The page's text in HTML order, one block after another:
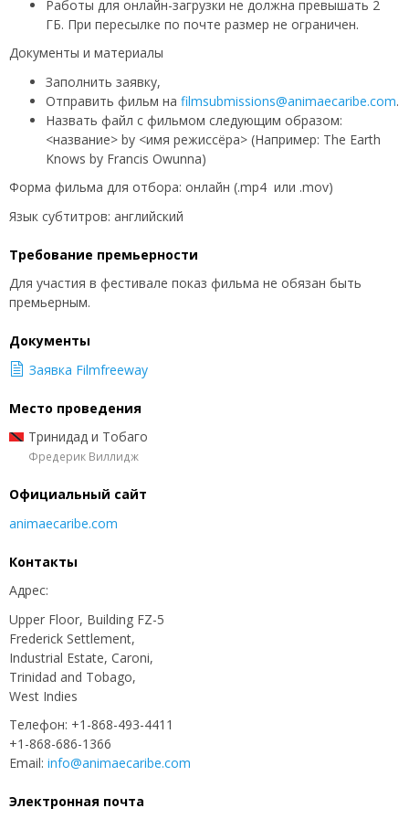
Работы для онлайн-загрузки не должна превышать 2
ГБ. При пересылке по почте размер не ограничен.
Документы и материалы
Заполнить заявку,
Отправить фильм на filmsubmissions@animaecaribe.com.
Назвать файл с фильмом следующим образом:
<название> by <имя режиссёра> (Например: The Earth
Knows by Francis Owunna)
Форма фильма для отбора: онлайн (.mp4 или .mov)
Язык субтитров: английский
Требование премьерности
Для участия в фестивале показ фильма не обязан быть
премьерным.
Документы
Заявка Filmfreeway
Место проведения
Тринидад и Тобаго
Фредерик Виллидж
Официальный сайт
animaecaribe.com
Контакты
Адрес:
Upper Floor, Building FZ-5
Frederick Settlement,
Industrial Estate, Caroni,
Trinidad and Tobago,
West Indies
Телефон: +1-868-493-4411
+1-868-686-1366
Email: info@animaecaribe.com
Электронная почта